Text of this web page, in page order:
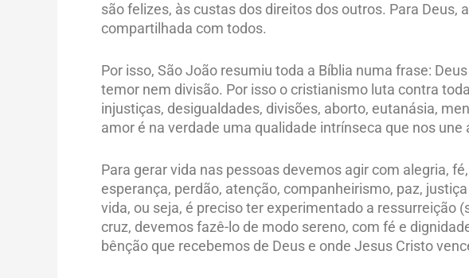
são felizes, às custas dos direitos dos outros. Para Deus,
compartilhada com todos.
Por isso, São João resumiu toda a Bíblia numa frase:
temor nem divisão. Por isso o cristianismo luta contra
injustiças, desigualdades, divisões, aborto, eutanásia,
amor é na verdade uma qualidade intrínseca que nos une
Para gerar vida nas pessoas devemos agir com alegria,
esperança, perdão, atenção, companheirismo, paz,
vida, ou seja, é preciso ter experimentado a ressurreição
cruz, devemos fazê-lo de modo sereno, com fé e
bênção que recebemos de Deus e onde Jesus Cristo